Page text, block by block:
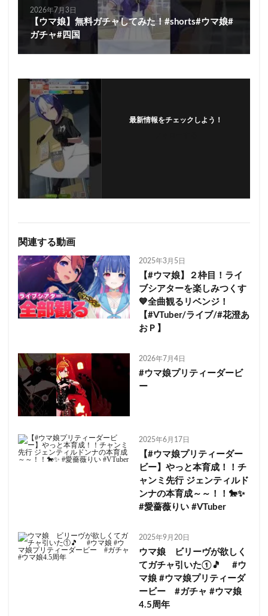
2026年7月3日
【ウマ娘】無料ガチャしてみた！#shorts#ウマ娘#
ガチャ#四国
最新情報をチェックしよう！
関連する動画
2025年3月5日
【#ウマ娘】２枠目！ライ
ブシアターを楽しみつくす
💙全曲観るリベンジ！
【#VTuber/ライブ/#花澄あ
おＰ】
2026年7月4日
#ウマ娘プリティーダービ
ー
2025年6月17日
【#ウマ娘プリティーダー
ビー】やっと本育成！！チ
ャンミ先行 ジェンティルド
ンナの本育成～～！！🐎✨
#愛薔薇りい #VTuber
2025年9月20日
ウマ娘 ビリーヴが欲しく
てガチャ引いた①🎵 #ウ
マ娘 #ウマ娘プリティーダ
ービー #ガチャ #ウマ娘
4.5周年